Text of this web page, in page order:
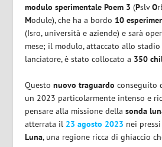
modulo sperimentale Poem 3 (PslvO
Module), che ha a bordo 10
(Isro, università e aziende) e sarà
mese; il modulo, attaccato allo
lanciatore, è stato collocato a 350
Questonuovo traguardo conseguito
un 2023 particolarmente intenso e
pensare alla missione dellasonda
atterrata il 23 agosto 2023 nei
Luna, una regione ricca di ghiaccio